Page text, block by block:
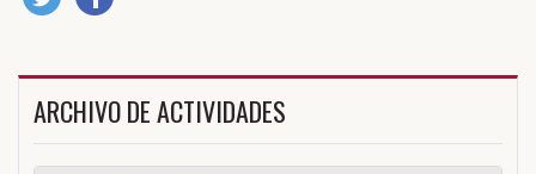
ARCHIVO DE ACTIVIDADES